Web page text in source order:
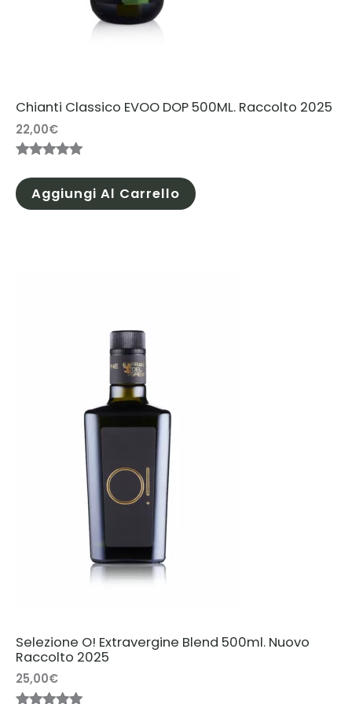
Chianti Classico EVOO DOP 500ML. Raccolto 2025
22,00€
5.00su 5
su base
di
Aggiungi Al Carrello
Selezione O! Extravergine Blend 500ml. Nuovo
Raccolto 2025
25,00€